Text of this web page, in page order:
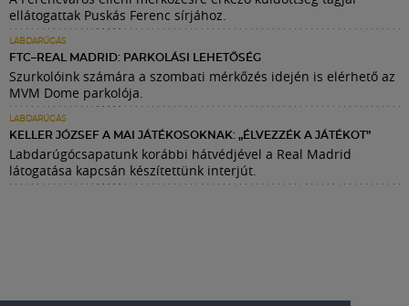
ellátogattak Puskás Ferenc sírjához.
LABDARÚGÁS
FTC–REAL MADRID: PARKOLÁSI LEHETŐSÉG
Szurkolóink számára a szombati mérkőzés idején is elérhető az
MVM Dome parkolója.
LABDARÚGÁS
KELLER JÓZSEF A MAI JÁTÉKOSOKNAK: „ÉLVEZZÉK A JÁTÉKOT”
Labdarúgócsapatunk korábbi hátvédjével a Real Madrid
látogatása kapcsán készítettünk interjút.